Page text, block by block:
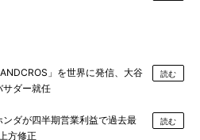
」を世界に発信、大谷
サダー就任
読む
ダが四半期営業利益で過去最
方修正
読む